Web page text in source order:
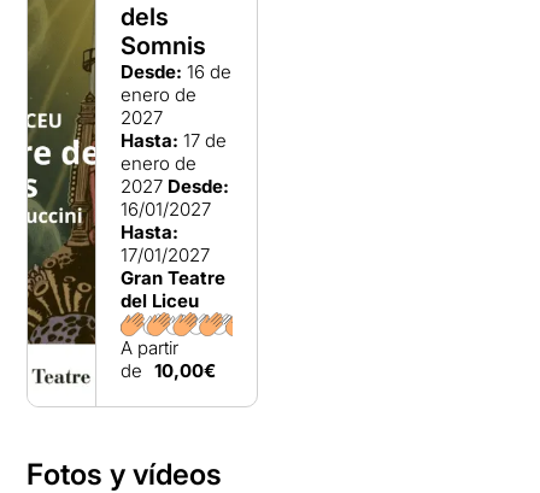
dels
Somnis
Desde: 16 de
enero de
2027
Hasta: 17 de
enero de
2027 Desde:
16/01/2027
Hasta:
17/01/2027
Gran Teatre
del Liceu
A partir
de 10,00€
Fotos y vídeos